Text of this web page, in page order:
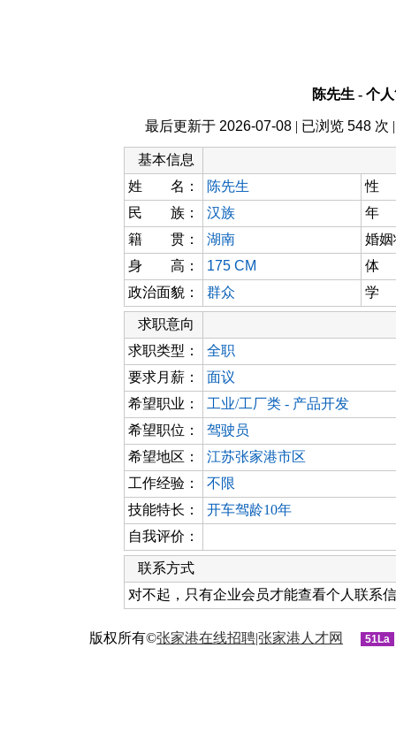
陈先生 - 个
最后更新于 2026-07-08| 已浏览 548次 |
基本信息
姓 名：
陈先生
性
民 族：
汉族
年
籍 贯：
湖南
婚
身 高：
175 CM
体
政治面貌：
群众 学
求职意向
求职类型：
全职
要求月薪：
面议
希望职业：
工业/工厂类 - 产品开发
希望职位：
驾驶员
希望地区：
江苏张家港市区
工作经验：
不限
技能特长：
开车驾龄10年
自我评价：
联系方式
对不起，只有企业会员才能查看个人联系
版权所有©张家港在线招聘|张家港人才网 51La